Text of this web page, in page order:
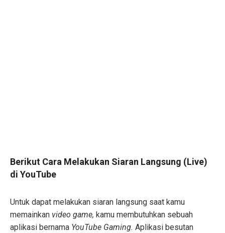
Berikut Cara Melakukan Siaran Langsung (Live)
di YouTube
Untuk dapat melakukan siaran langsung saat kamu
memainkan video game, kamu membutuhkan sebuah
aplikasi bernama YouTube Gaming. Aplikasi besutan